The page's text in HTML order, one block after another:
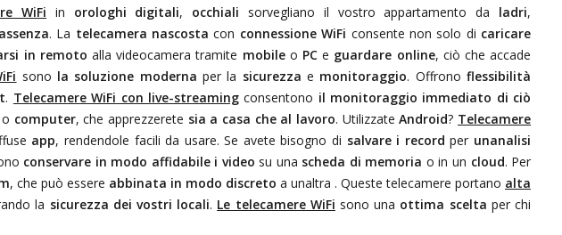
WiFi in orologhi digitali, occhiali sorvegliano il vostro appartamento da ladri,
assenza. La telecamera nascosta con connessione WiFi consente non solo di caricare
in remoto alla videocamera tramite mobileo PCe guardare online, ciò che accade
sono la soluzione moderna per la sicurezza e monitoraggio. Offronoflessibilità
. Telecamere WiFi con live-streamingconsentono il monitoraggio immediato di ciò
o computer, che apprezzerete sia a casa che al lavoro. UtilizzateAndroid? Telecamere
app, rendendole facili da usare. Se avete bisogno di salvare i record per unanalisi
conservare in modo affidabile i video su una scheda di memoria o in un cloud. Per
, che può essere abbinata in modo discreto a unaltra . Queste telecamere portano alta
la sicurezza dei vostri locali. Le telecamere WiFi sono una ottima scelta per chi